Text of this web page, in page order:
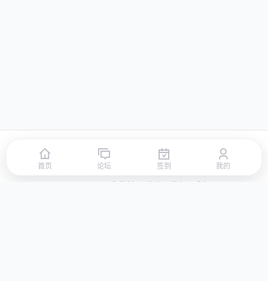
首页 签到 积分商城 站点地图
© 2026 LLBBS 乐乐论坛 · 独立开发者阿乐出品
首页 论坛 签到 我的